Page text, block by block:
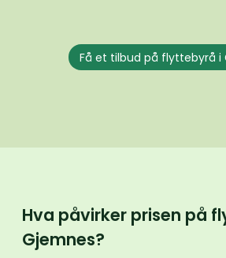
Få et tilbud på flyttebyrå i
Hva påvirker prisen på
Gjemnes?